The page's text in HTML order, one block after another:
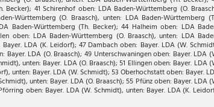
41 Schirenhof oben: LDA Baden-Württemberg (O.
Württemberg (O. Braasch), unten: LDA Baden-Württemberg
Baden-Württemberg (Th. Becker); 44 Halheim oben: LDA
oben: LDA Baden-Württemberg (O. Braasch), unten: LDA
LDA (K. Leidorf); 47 Dambach oben: Bayer. LDA (W.
LDA (O. Braasch); 49 Unterschwaningen oben: Bayer. LDA
unten: Bayer. LDA (O. Braasch); 51 Ellingen oben: Bayer. LDA
unten: Bayer. LDA (W. Schmidt); 53 Oberhochstatt oben: Bayer.
unten: Bayer. LDA (O. Braasch); 55 Pfünz oben: Bayer. LDA
oben: Bayer. LDA (W. Schmidt), unten: Bayer. LDA (K.